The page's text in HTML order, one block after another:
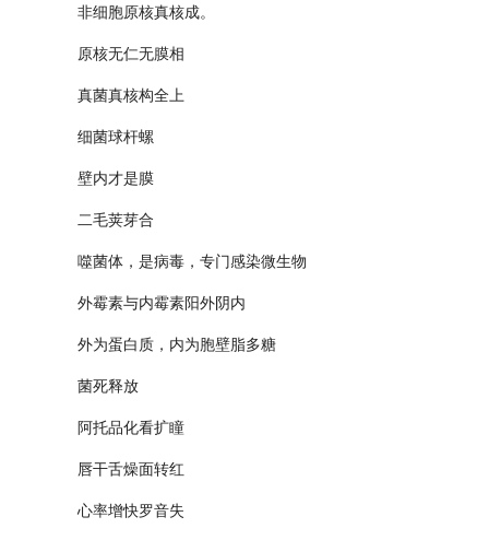
非细胞原核真核成。
原核无仁无膜相
真菌真核构全上
细菌球杆螺
壁内才是膜
二毛荚芽合
噬菌体，是病毒，专门感染微生物
外霉素与内霉素阳外阴内
外为蛋白质，内为胞壁脂多糖
菌死释放
阿托品化看扩瞳
唇干舌燥面转红
心率增快罗音失